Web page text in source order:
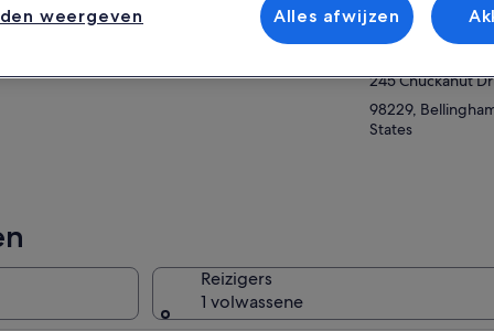
de ruige schoonheid van de Mt Baker
deze dagexcursie. Reis aan boord van
park te bereiken, waar je versteld zult
nodig kunnen we er ook voor zorgen dat
reizigers uit slechts één groep/partij komen.
Verzamelpunt/
245 Chuckanut Dr
98229,
States
Reizigers
1 volwassene
weergeven Alles afwijzen